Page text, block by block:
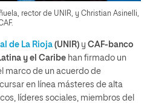
rector de UNIR, y Christian Asinelli,
de La Rioja (UNIR) y CAF-banco
y el Caribe han firmado un
marco de un acuerdo de
en línea másteres de alta
líderes sociales, miembros del